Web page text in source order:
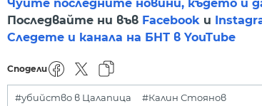
Чуйте последните новини, където и
Последвайте ни във Facebook и
Следете и канала на БНТ в YouTube
Сподели
#убийство в Цалапица #Калин Стоянов